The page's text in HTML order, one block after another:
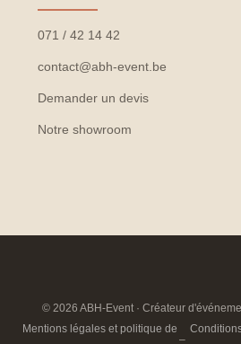
071 / 42 14 42
contact@abh-event.be
Demander un devis
Notre showroom
© 2026 ABH-Event · Créateur
Mentions légales et politique de
–